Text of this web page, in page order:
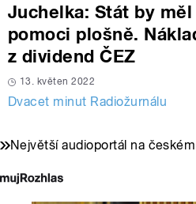
Juchelka: Stát by
pomoci plošně.
z dividend ČEZ
13. květen 2022
Dvacet minut Radiožurnálu
Největší audioportál na